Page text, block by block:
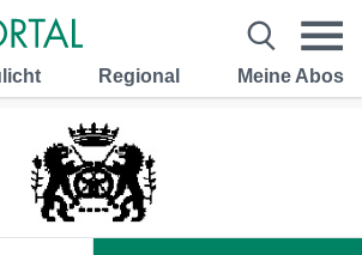
Regional Meine Abos